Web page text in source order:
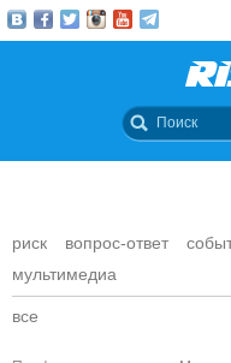
риск вопрос-ответ
мультимедиа
все